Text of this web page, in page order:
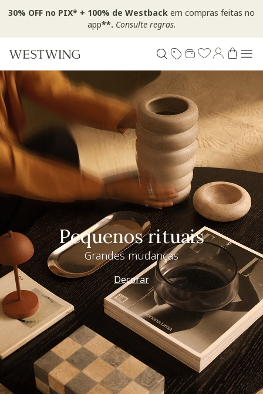
30% OFF no PIX* + 100% de Westback em compras feitas no
app**. Consulte regras.
Pequenos rituais
Grandes mudanças
Decorar